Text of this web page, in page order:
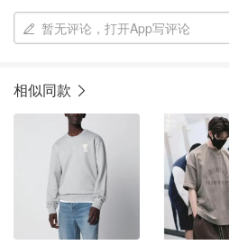
暂无评论，打开App写评论
相似同款